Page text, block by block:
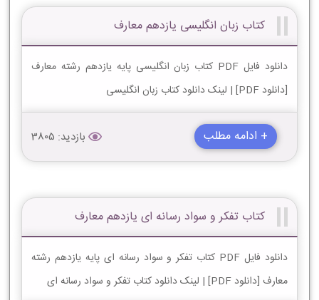
کتاب زبان انگلیسی یازدهم معارف
دانلود فایل PDF کتاب زبان انگلیسی پایه یازدهم رشته معارف
[دانلود PDF] | لینک دانلود کتاب زبان انگلیسی
+ ادامه مطلب بازدید: 3805
کتاب تفکر و سواد رسانه ای یازدهم معارف
دانلود فایل PDF کتاب تفکر و سواد رسانه ای پایه یازدهم رشته
معارف [دانلود PDF] | لینک دانلود کتاب تفکر و سواد رسانه ای